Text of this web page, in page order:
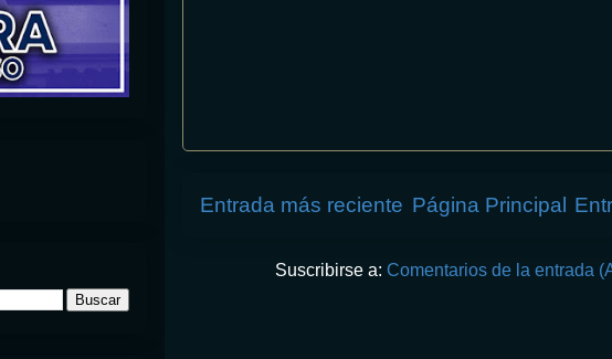
Entrada más reciente Página Principal
Suscribirse a: Comentarios de la entrada